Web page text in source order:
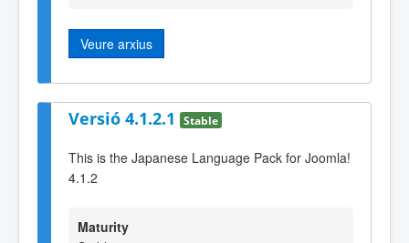
Veure arxius
Versió 4.1.2.1 Stable
This is the Japanese Language Pack for Joomla!
4.1.2
Maturity